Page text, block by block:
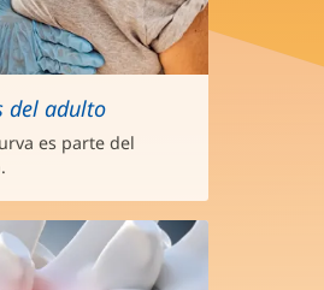
del adulto
es parte del